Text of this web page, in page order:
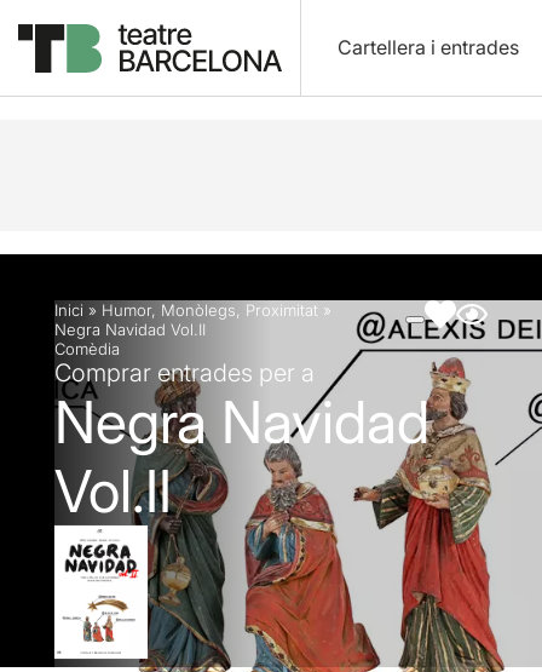
Cartellera i entrades
Descripció Fitxa artística Fotos i vídeos
Inici » Humor, Monòlegs Proximitat »
Negra Navidad Vol.II
Comèdia
Comprar entrades per a
Negra Navidad
Vol.II